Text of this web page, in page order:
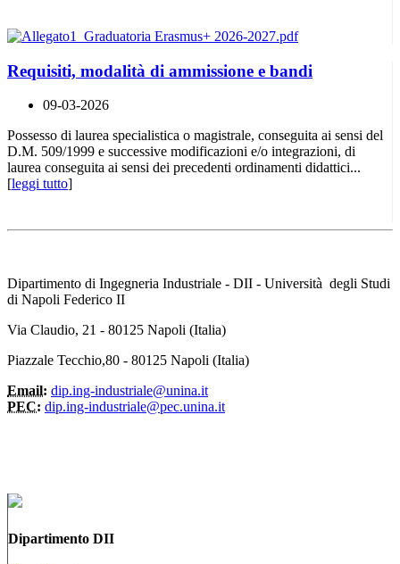
Requisiti, modalità di ammissione e bandi
09-03-2026
Possesso di laurea specialistica o magistrale, conseguita ai sensi del
D.M. 509/1999 e successive modificazioni e/o integrazioni, di
laurea conseguita ai sensi dei precedenti ordinamenti didattici...
[leggi tutto]
Dipartimento di Ingegneria Industriale - DII - Università degli Studi
di Napoli Federico II
Via Claudio, 21 - 80125 Napoli (Italia)
Piazzale Tecchio,80 - 80125 Napoli (Italia)
Email: dip.ing-industriale@unina.it
PEC: dip.ing-industriale@pec.unina.it
Dipartimento DII